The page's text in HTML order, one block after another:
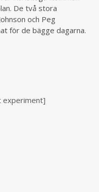
De två stora
och Peg
för de bägge dagarna.
experiment]